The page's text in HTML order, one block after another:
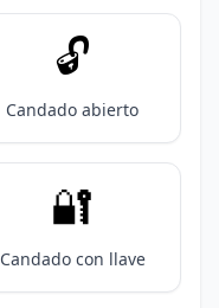
🔓️
Candado abierto
🔐
Candado con llave